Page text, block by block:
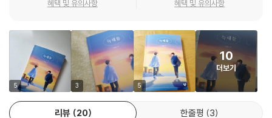
을 한바탕 휩쓸더니 점점 가슴으로 모여들었다. 감정은 커지고, 커지고, 커
“제발 그만 좀 하라고요!”
--- p.133
공진은 도망가고 싶었다. 누군가 기다렸다는 듯 공진을 향해 활을 겨누었
다. 수십 개의 날카로운 화살촉이 공진을 에워쌌다. 공진은 그대로 주저앉
승우의 마음을 이해하기 위해서는 중학교 1학년 열네 살의 나는 어땠는지
떠올려 봐야 한다. 이제 막 초등학교를 졸업했지만 당장 선배들처럼 시험
성적에 연연하지 않아도 된다. 하지만 그만큼 낯선 환경, 새로운 친구들과
적절한 관계를 만들어야 한다. 더 이상 초등학생이 아닌, 그렇다고 중학생
이라고 하기에도 어설픈 시기에 승우처럼 자신의 의지를 확실하게 표현해
보려고 노력하지만 열네 살의 의견이 세상에 받아들여지기란 매우 힘들다
는 사실만 깨닫는다.
혜택 및 유의사항 혜택 및 유의사항
5 3 5
10
더보기
리뷰 20 한줄평 3